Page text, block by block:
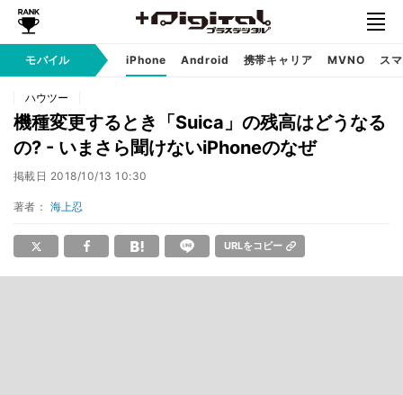
モバイル iPhone Android 携帯キャリア MVNO ス
ハウツー
機種変更するとき「Suica」の残高はどうなる
の? - いまさら聞けないiPhoneのなぜ
掲載日 2018/10/13 10:30
著者： 海上忍
URLをコピー